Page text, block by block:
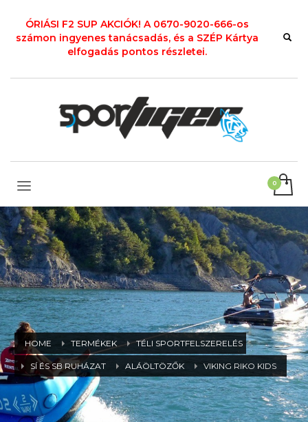
ÓRIÁSI F2 SUP AKCIÓK! A 0670-9020-666-os
számon ingyenes tanácsadás, és a SZÉP Kártya
elfogadás pontos részletei.
HOME TERMÉKEK TÉLI SPORTFELSZERELÉS
SÍ ÉS SB RUHÁZAT ALÁÖLTÖZŐK VIKING RIKO KIDS